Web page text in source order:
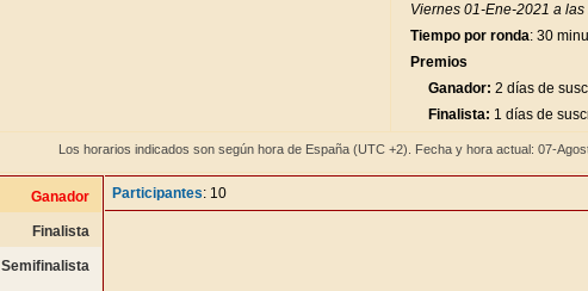
Viernes 01-Ene-2021 a las
Tiempo por ronda: 30
Premios
Ganador: 2 días de
Finalista: 1 días de
Los horarios indicados son según hora de España (UTC +2). Fecha y hora actual: 07-
Ganador
Finalista
Semifinalista
Participantes: 10